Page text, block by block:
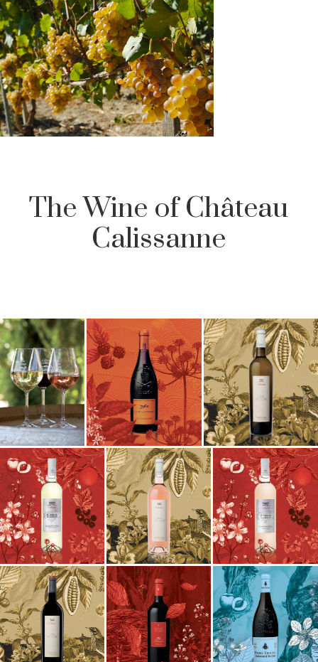
The Wine of Château
Calissanne